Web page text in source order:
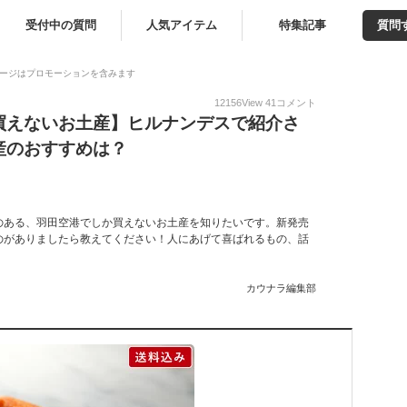
受付中の質問 人気アイテム 特集記事 質問
ジはプロモーションを含みます
12156View 41 コメント
ないお土産】ヒルナンデスで紹介さ
おすすめは？
る、羽田空港でしか買えないお土産を知りたいです。新発売
ありましたら教えてください！人にあげて喜ばれるもの、話
カウナラ編集部